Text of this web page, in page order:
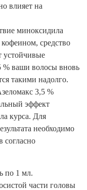
влияет на
миноксидила
средство
устойчивые
% ваши волосы вновь
такими надолго.
3,5 %
эффект
курса. Для
необходимо
согласно
по 1 мл.
части головы